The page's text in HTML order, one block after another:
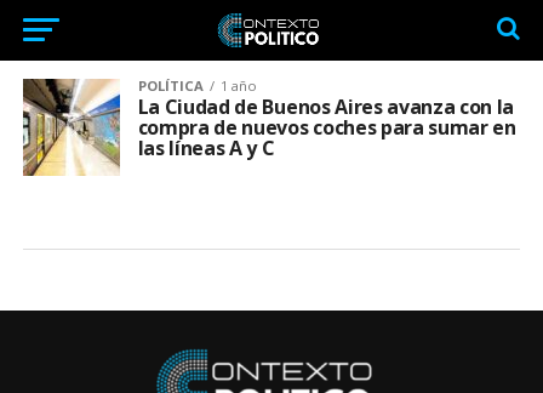
POLÍTICA 1 año
La Ciudad de Buenos Aires avanza con la
compra de nuevos coches para sumar en
las líneas A y C